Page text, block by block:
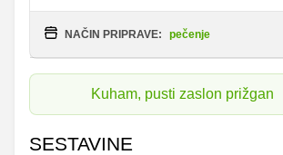
NAČIN PRIPRAVE: pečenje
Kuham, pusti zaslon prižgan
SESTAVINE